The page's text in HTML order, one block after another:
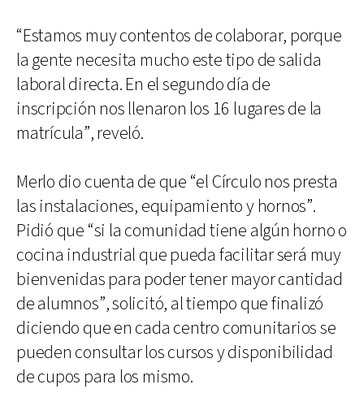
“Estamos muy contentos de colaborar, porque
la gente necesita mucho este tipo de salida
laboral directa. En el segundo día de
inscripción nos llenaron los 16 lugares de la
matrícula”, reveló.
Merlo dio cuenta de que “el Círculo nos presta
las instalaciones, equipamiento y hornos”.
Pidió que “si la comunidad tiene algún horno o
cocina industrial que pueda facilitar será muy
bienvenidas para poder tener mayor cantidad
de alumnos”, solicitó, al tiempo que finalizó
diciendo que en cada centro comunitarios se
pueden consultar los cursos y disponibilidad
de cupos para los mismo.